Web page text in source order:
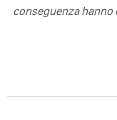
conseguenza hanno